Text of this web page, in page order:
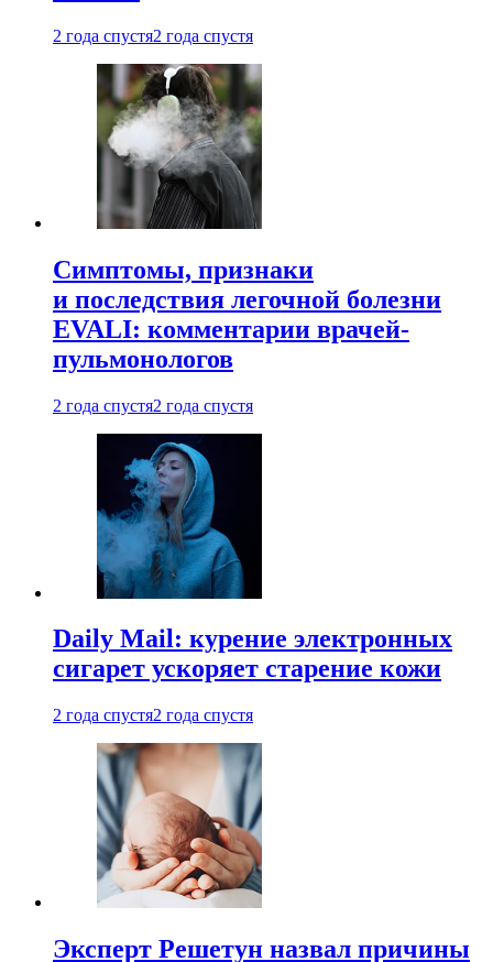
2 года спустя2 года спустя
Симптомы, признаки
и последствия легочной болезни
EVALI: комментарии врачей-
пульмонологов
2 года спустя2 года спустя
Daily Mail: курение электронных
сигарет ускоряет старение кожи
2 года спустя2 года спустя
Эксперт Решетун назвал причины